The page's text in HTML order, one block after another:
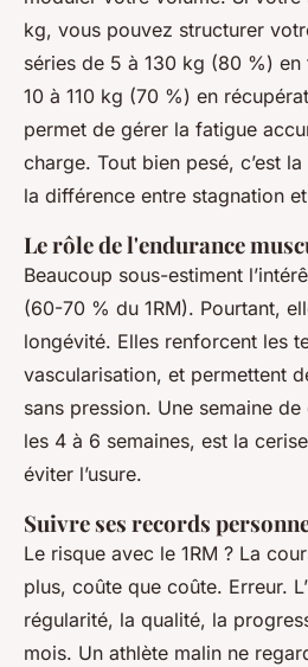
kg, vous pouvez structurer
séries de 5 à 130 kg (80 %)
10 à 110 kg (70 %) en
permet de gérer la fatigue
charge. Tout bien pesé, c’est
la différence entre stagnation
Le rôle de l'endurance
Beaucoup sous-estiment
(60-70 % du 1RM). Pourtant,
longévité. Elles renforcent les
vascularisation, et permettent
sans pression. Une semaine
les 4 à 6 semaines, est la
éviter l’usure.
Suivre ses records
Le risque avec le 1RM ? La
plus, coûte que coûte. Erreur.
régularité, la qualité, la
mois. Un athlète malin ne